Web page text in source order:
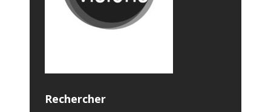
Rechercher